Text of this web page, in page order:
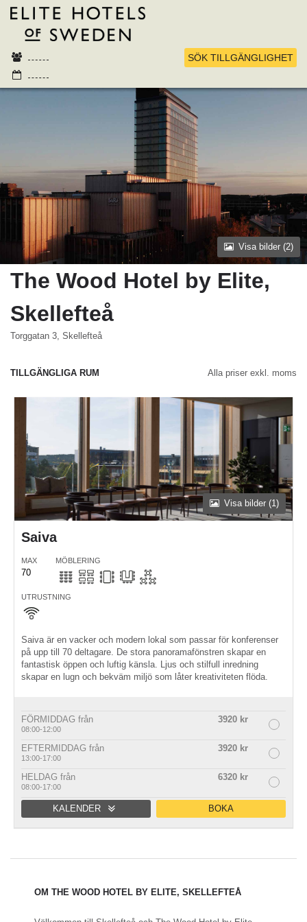
SÖK TILLGÄNGLIGHET
Visa bilder (2)
The Wood Hotel by Elite,
Skellefteå
Torggatan 3, Skellefteå
Alla priser exkl. moms
TILLGÄNGLIGA RUM
Visa bilder (1)
Saiva
MAX
70
MÖBLERING
UTRUSTNING
Saiva är en vacker och modern lokal som passar för konferenser
på upp till 70 deltagare. De stora panoramafönstren skapar en
fantastisk öppen och luftig känsla. Ljus och stilfull inredning
skapar en lugn och bekväm miljö som låter kreativiteten flöda.
FÖRMIDDAG från 3920 kr
08:00-12:00
EFTERMIDDAG från 3920 kr
13:00-17:00
HELDAG från 6320 kr
08:00-17:00
KALENDER BOKA
OM THE WOOD HOTEL BY ELITE, SKELLEFTEÅ